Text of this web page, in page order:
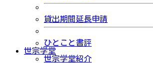
貸出期間延長申請
ひとこと書評
世宗学堂
世宗学堂紹介